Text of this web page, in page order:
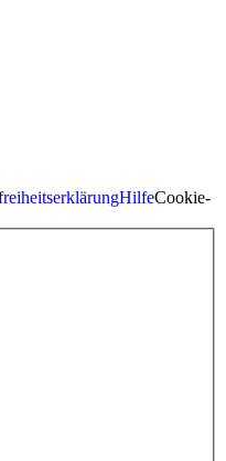
HilfeCookie-